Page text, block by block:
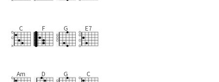
C F G E7
Am D G C